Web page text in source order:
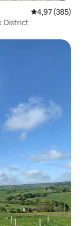
Évaluation
4,97 (385)
District